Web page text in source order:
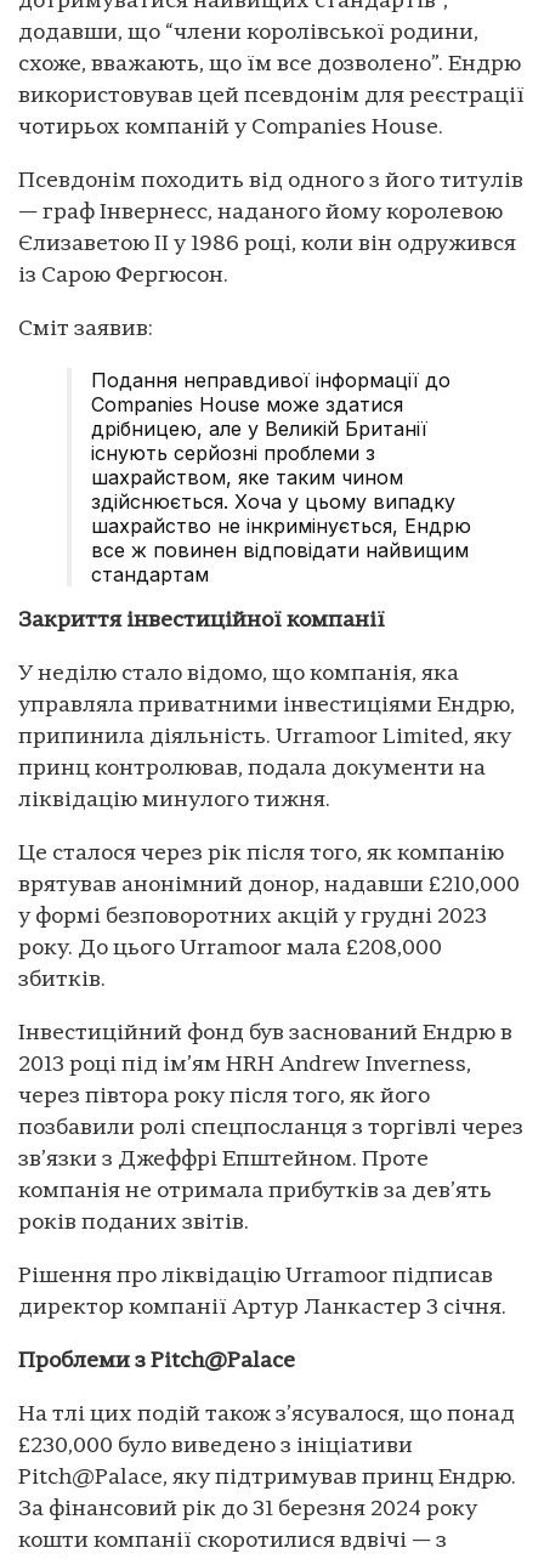
додавши, що “члени королівської родини,
схоже, вважають, що їм все дозволено”. Ендрю
використовував цей псевдонім для реєстрації
чотирьох компаній у Companies House.
Псевдонім походить від одного з його титулів
— граф Інвернесс, наданого йому королевою
Єлизаветою II у 1986 році, коли він одружився
із Сарою Фергюсон.
Сміт заявив:
Подання неправдивої інформації до
Companies House може здатися
дрібницею, але у Великій Британії
існують серйозні проблеми з
шахрайством, яке таким чином
здійснюється. Хоча у цьому випадку
шахрайство не інкримінується, Ендрю
все ж повинен відповідати найвищим
стандартам
Закриття інвестиційної компанії
У неділю стало відомо, що компанія, яка
управляла приватними інвестиціями Ендрю,
припинила діяльність. Urramoor Limited, яку
принц контролював, подала документи на
ліквідацію минулого тижня.
Це сталося через рік після того, як компанію
врятував анонімний донор, надавши £210,000
у формі безповоротних акцій у грудні 2023
року. До цього Urramoor мала £208,000
збитків.
Інвестиційний фонд був заснований Ендрю в
2013 році під ім’ям HRH Andrew Inverness,
через півтора року після того, як його
позбавили ролі спецпосланця з торгівлі через
зв’язки з Джеффрі Епштейном. Проте
компанія не отримала прибутків за дев’ять
років поданих звітів.
Рішення про ліквідацію Urramoor підписав
директор компанії Артур Ланкастер 3 січня.
Проблеми з Pitch@Palace
На тлі цих подій також з’ясувалося, що понад
£230,000 було виведено з ініціативи
Pitch@Palace, яку підтримував принц Ендрю.
За фінансовий рік до 31 березня 2024 року
кошти компанії скоротилися вдвічі — з